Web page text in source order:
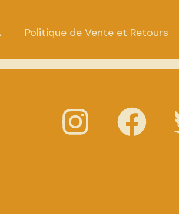
Politique de Vente et Retours